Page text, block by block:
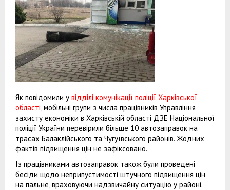
Як повідомили у відділі комунікації поліції Харківської
області , мобільні групи з числа працівників Управління
захисту економіки в Харківській області ДЗЕ Національної
поліції України перевірили більше 10 автозаправок на
трасах Балаклійського та Чугуївського районів. Жодних
фактів підвищення цін не зафіксовано.
Із працівниками автозаправок також були проведені
бесіди щодо неприпустимості штучного підвищення цін
на пальне, враховуючи надзвичайну ситуацію у районі.